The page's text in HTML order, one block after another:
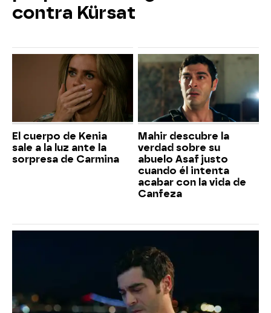
contra Kürsat
El cuerpo de Kenia
sale a la luz ante la
sorpresa de Carmina
Mahir descubre la
verdad sobre su
abuelo Asaf justo
cuando él intenta
acabar con la vida de
Canfeza